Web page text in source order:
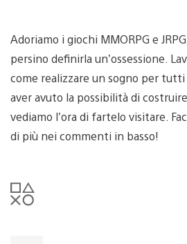
Adoriamo i giochi MMORPG e
persino definirla un’ossessione.
come realizzare un sogno per
aver avuto la possibilità di
vediamo l’ora di fartelo visitare.
di più nei commenti in basso!